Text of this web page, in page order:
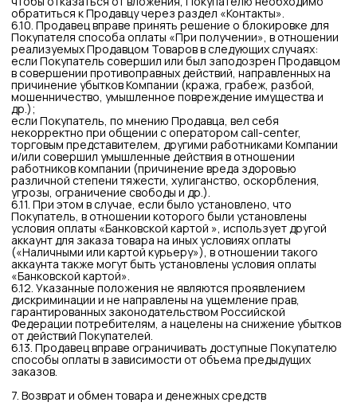
9.2. Под обработкой персональных данных понимается
любое действие (операция) или совокупность действий
(операций), совершаемых с использованием средств
автоматизации или без использования таких средств с
персональными данными Потребителя, включая сбор,
запись, систематизацию, накопление, хранение, уточнение
(обновление, изменение) извлечение, использование,
передачу (в том числе передачу третьим лицам, не
исключая трансграничную передачу, если необходимость в
ней возникла в ходе исполнения обязательств),
блокирование, удаление, уничтожение персональных
данных.
9.3. Факт принятия Покупателем условий настоящего
Договора является основанием обработки Продавцом, а
также уполномоченными им лицами персональных данных
как самого Покупателя, так и Получателя Заказа (вместе
именуемые «Потребитель»), которые необходимы для:
заключения Договора, по которому Потребитель
является стороной или выгодоприобретателем, и
дальнейшее исполнение обязательств по
заключенному Договору, включая информирование по
статусу Заказа;
осуществления и выполнения функций, полномочий и
обязанностей Продавцом, которые предусмотрены
законодательством Российской Федерации, включая,
но не ограничиваясь: налоговое, гражданское, в том
числе законодательство в области защиты прав
потребителей;
коммуникации, в том числе прием и обработка
запросов и обращений Потребителей, и контроль
качества информационного взаимодействия с ними;
исследования степени удовлетворенности
Потребителя качеством Товара и услуг Продавца;
аналитики действий Потребителя на Сайте (в том числе
определение локации) и функционирования Сайта;
хранения персональных данных Потребителя и их
носителей в соответствии с локальными нормативными
актами Оператора;
организации и проведения мероприятий по повышению
узнаваемости и лояльности к бренду ANTEZI, в том
числе акций, программ лояльности.
9.4. В целях, указанных в п. 9.3 настоящего Договора,
Продавец вправе осуществлять с персональными данными
Потребителя:
средств автоматизации, в том числе в информационно-
телекоммуникационных сетях, или без использования таких